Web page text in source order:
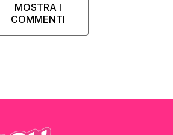
MOSTRA I
COMMENTI